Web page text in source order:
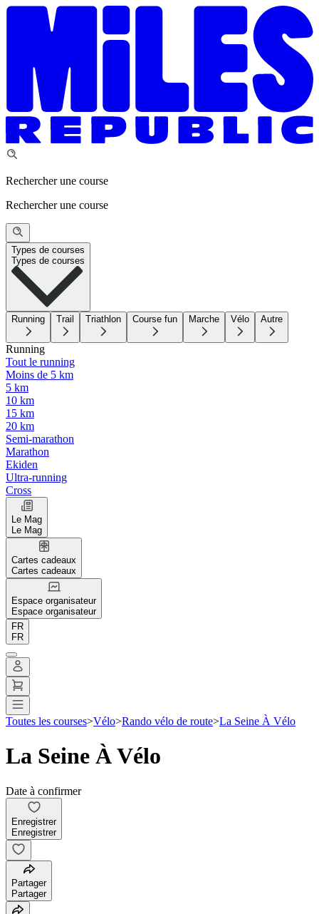
Rechercher une course
Rechercher une course
Types de courses
Types de courses
Running Trail Triathlon Course fun Marche Vélo Autre
Running
Tout le running
Moins de 5 km
5 km
10 km
15 km
20 km
Semi-marathon
Marathon
Ekiden
Ultra-running
Cross
Le Mag
Le Mag
Cartes cadeaux
Cartes cadeaux
Espace organisateur
Espace organisateur
FR
FR
Toutes les courses>Vélo>Rando vélo de route>La Seine À Vélo
La Seine À Vélo
Date à confirmer
Enregistrer
Enregistrer
Partager
Partager